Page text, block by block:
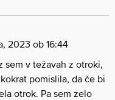
2023 ob 16:44
sem v težavah z otroki,
pomislila, da če bi
otrok. Pa sem zelo